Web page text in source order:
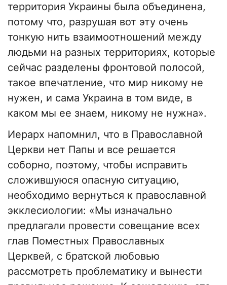
территория Украины была объединена,
потому что, разрушая вот эту очень
тонкую нить взаимоотношений между
людьми на разных территориях, которые
сейчас разделены фронтовой полосой,
такое впечатление, что мир никому не
нужен, и сама Украина в том виде, в
каком мы ее знаем, никому не нужна».
Иерарх напомнил, что в Православной
Церкви нет Папы и все решается
соборно, поэтому, чтобы исправить
сложившуюся опасную ситуацию,
необходимо вернуться к православной
экклесиологии: «Мы изначально
предлагали провести совещание всех
глав Поместных Православных
Церквей, с братской любовью
рассмотреть проблематику и вынести